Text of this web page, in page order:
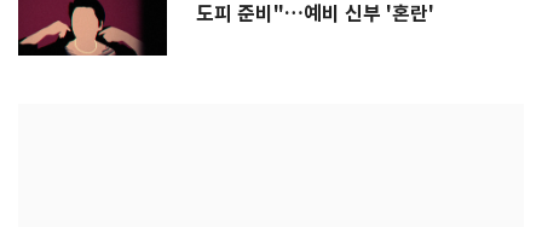
도피 준비"…예비 신부 '혼란'